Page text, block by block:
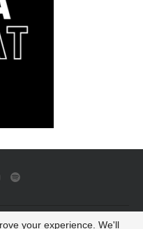
Rights Reserved
your experience. We'll